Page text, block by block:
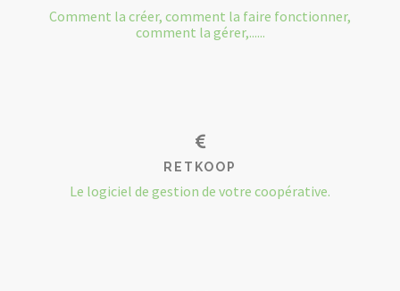
Comment la créer, comment la faire fonctionner,
comment la gérer,......
RETKOOP
Le logiciel de gestion de votre coopérative.